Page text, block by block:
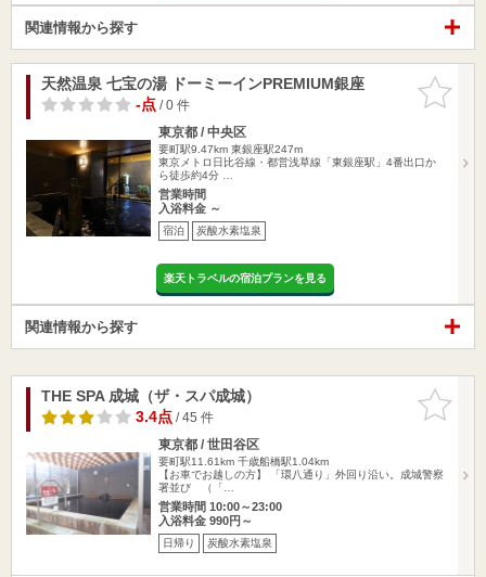
関連情報から探す
お気に入
りに追加
天然温泉 七宝の湯 ドーミーインPREMIUM銀座
-点/ 0 件
東京都 / 中央区
要町駅9.47km 東銀座駅247m
東京メトロ日比谷線・都営浅草線「東銀座駅」4番出口か
ら徒歩約4分 …
営業時間
入浴料金 ～
宿泊 炭酸水素塩泉
楽天トラベルの宿泊プランを見る
関連情報から探す
お気に入
りに追加
THE SPA 成城（ザ・スパ成城）
3.4点/ 45 件
東京都 / 世田谷区
要町駅11.61km 千歳船橋駅1.04km
【お車でお越しの方】 「環八通り」外回り沿い。成城警察
署並び （「…
営業時間 10:00～23:00
入浴料金 990円～
日帰り 炭酸水素塩泉